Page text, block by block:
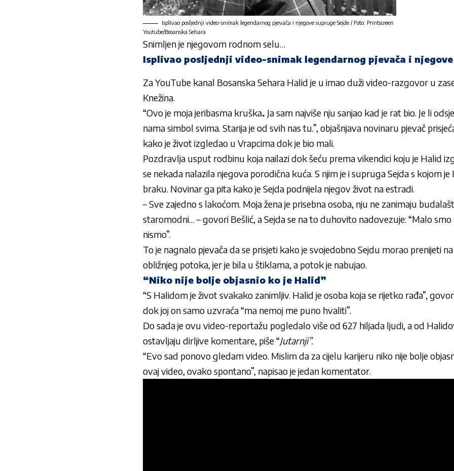
Isplivao posljednji video-snimak legendarnog pjevača i njegove supruge Sejde / Foto: Printscreen
Youtube/Bosanska Sehara
Snimljen je njegovom rodnom selu…
Isplivao posljednji video-snimak legendarnog pjevača i njegove
Za YouTube kanal Bosanska Sehara Halid je u imao duži video-razgovor u
Knežina.
“Ovo je moja jeribasma kruška. Ja sam najviše nju sanjao kad je rat bio. Je li
nama simbol svima. Starija je od svih nas tu.”, objašnjava novinaru pjevač
kako je život izgledao u Vrapcima dok je bio mali.
Pozdravlja usput rodbinu koja nailazi dok šeću prema vikendici koju je Halid
se nekada nalazila njegova porodična kuća. S njim je i supruga Sejda s kojom
braku. Novinar ga pita kako je Sejda podnijela njegov život na estradi.
– Sve zajedno s lakoćom. Moja žena je prisebna osoba, nju ne zanimaju
staromodni… – govori Bešlić, a Sejda se na to duhovito nadovezuje: “Malo
nismo”.
To je nagnalo pjevača da se prisjeti kako je svojedobno Sejdu morao prenijeti
obližnjeg potoka, jer je bila u štiklama, a potok je nabujao.
“Niko nije bolje objasnio ko je Halid”
“S Halidom je život svakako zanimljiv. Halid je osoba koja se rijetko rađa”,
dok joj on samo uzvraća “ma nemoj me puno hvaliti”.
Do sada je ovu video-reportažu pogledalo više od 627 hiljada ljudi, a od
ostavljaju dirljive komentare, piše “Jutarnji”.
“Evo sad ponovo gledam video. Mislim da za cijelu karijeru niko nije bolje
ovaj video, ovako spontano”, napisao je jedan komentator.